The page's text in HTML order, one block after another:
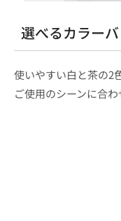
選べるカラー
使いやすい白と茶の2
ご使用のシーンに合わ